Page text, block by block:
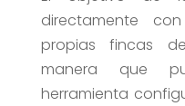
directamente
propias fincas
manera que
herramienta